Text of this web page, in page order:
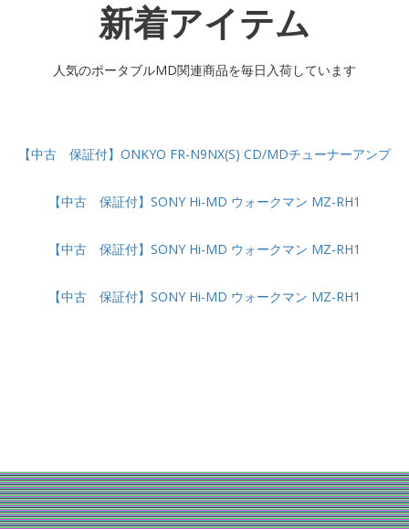
新着アイテム
人気のポータブルMD関連商品を毎日入荷しています
【中古 保証付】ONKYO FR-N9NX(S) CD/MDチューナーアンプ
【中古 保証付】SONY Hi-MD ウォークマン MZ-RH1
【中古 保証付】SONY Hi-MD ウォークマン MZ-RH1
【中古 保証付】SONY Hi-MD ウォークマン MZ-RH1